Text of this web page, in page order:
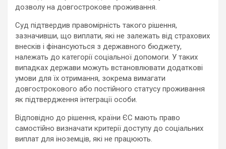
дозволу на довгострокове проживання.
Суд підтвердив правомірність такого рішення,
зазначивши, що виплати, які не залежать від страхових
внесків і фінансуються з державного бюджету,
належать до категорії соціальної допомоги. У таких
випадках держави можуть встановлювати додаткові
умови для їх отримання, зокрема вимагати
довгострокового або постійного статусу проживання
як підтвердження інтеграції особи.
Відповідно до рішення, країни ЄС мають право
самостійно визначати критерії доступу до соціальних
виплат для іноземців, які не працюють.